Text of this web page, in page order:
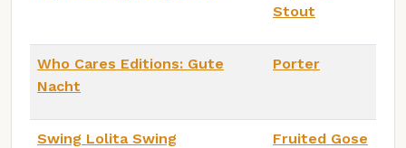
Stout
Who Cares Editions: Gute
Nacht
Porter
Swing Lolita Swing Fruited Gose